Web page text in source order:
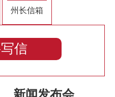
州长信箱
信